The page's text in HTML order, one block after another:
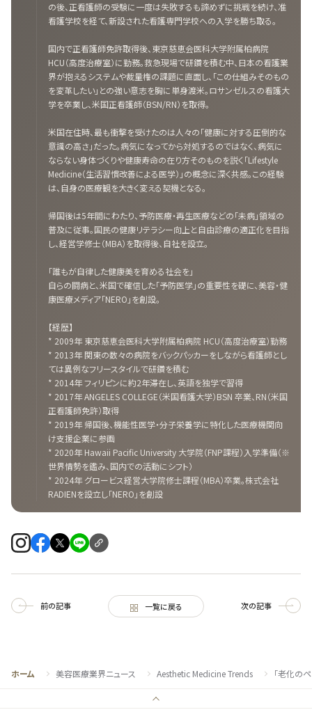
の後、正看護師の受験に一度は失敗するも諦めずに挑戦を続け、准
看護学校を経て、新設された看護専門学校への入学を勝ち取る。
国内で正看護師免許取得後、東京慈恵会医科大学附属柏病院
HCU（高度治療室）に勤務。救急現場で研鑽を積む中、日本の看護業
界が抱えるシステムや裁量権の課題に直面し、「この仕組みそのもの
を変革したい」との強い意志を胸に単身渡米。ロサンゼルスの看護大
学を卒業し、米国正看護師（BSN/RN）を取得。
米国在住時、最も衝撃を受けたのは人々の「健康に対する圧倒的な
意識の高さ」だった。病気になってから対処するのではなく、病気に
ならない身体づくりや健康寿命の在り方そのものを説く「Lifestyle
Medicine（生活習慣改善による医学）」の概念に深く共感。この経験
は、自身の医療観を大きく変える契機となる。
帰国後は5年間にわたり、予防医療・再生医療などの「未病」領域の
普及に従事。国民の健康リテラシー向上と自由診療の適正化を目指
し、経営学修士（MBA）を取得後、自社を設立。
「誰もが自律した健康美を育める社会を」
自らの闘病と、米国で確信した「予防医学」の重要性を礎に、美容・健
康医療メディア「NERO」を創設。
【経歴】
* 2009年 東京慈恵会医科大学附属柏病院 HCU（高度治療室）勤務
* 2013年 関東の数々の病院をバックパッカーをしながら看護師とし
ては異例なフリースタイルで研鑽を積む
* 2014年 フィリピンに約2年滞在し、英語を独学で習得
* 2017年 ANGELES COLLEGE（米国看護大学）BSN 卒業、RN（米国
正看護師免許）取得
* 2019年 帰国後、機能性医学・分子栄養学に特化した医療機関向
け支援企業に参画
* 2020年 Hawaii Pacific University 大学院（FNP課程）入学準備（※
世界情勢を鑑み、国内での活動にシフト）
* 2024年 グロービス経営大学院修士課程（MBA）卒業。株式会社
RADIENを設立し「NERO」を創設
前の記事 一覧に戻る 次の記事
ホーム 美容医療業界ニュース Aesthetic Medicine Trends 「老化の